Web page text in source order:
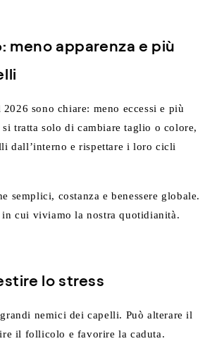
meno apparenza e più
sono chiare: meno eccessi e più
tratta solo di cambiare taglio o colore,
dall’interno e rispettare i loro cicli
semplici, costanza e benessere globale.
cui viviamo la nostra quotidianità.
lo stress
nemici dei capelli. Può alterare il
il follicolo e favorire la caduta.